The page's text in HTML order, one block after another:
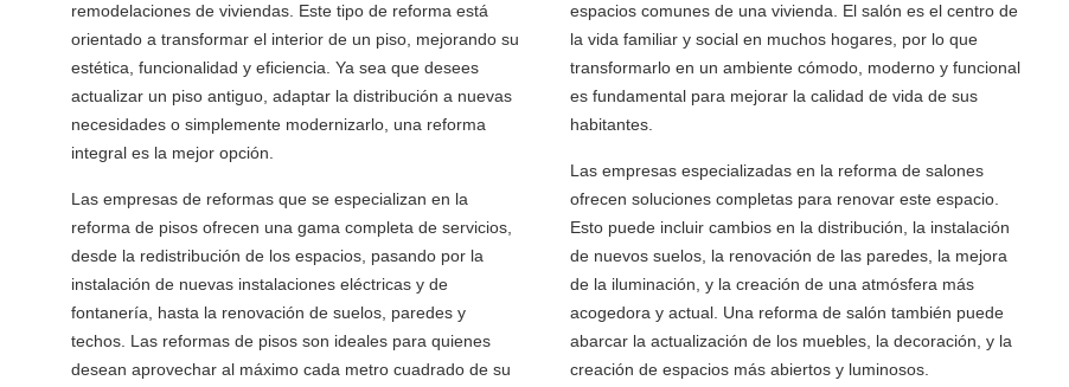
remodelaciones de viviendas. Este tipo de reforma está
orientado a transformar el interior de un piso, mejorando su
estética, funcionalidad y eficiencia. Ya sea que desees
actualizar un piso antiguo, adaptar la distribución a nuevas
necesidades o simplemente modernizarlo, una reforma
integral es la mejor opción.
Las empresas de reformas que se especializan en la
reforma de pisos ofrecen una gama completa de servicios,
desde la redistribución de los espacios, pasando por la
instalación de nuevas instalaciones eléctricas y de
fontanería, hasta la renovación de suelos, paredes y
techos. Las reformas de pisos son ideales para quienes
desean aprovechar al máximo cada metro cuadrado de su
espacios comunes de una vivienda. El salón es el centro de
la vida familiar y social en muchos hogares, por lo que
transformarlo en un ambiente cómodo, moderno y funcional
es fundamental para mejorar la calidad de vida de sus
habitantes.
Las empresas especializadas en la reforma de salones
ofrecen soluciones completas para renovar este espacio.
Esto puede incluir cambios en la distribución, la instalación
de nuevos suelos, la renovación de las paredes, la mejora
de la iluminación, y la creación de una atmósfera más
acogedora y actual. Una reforma de salón también puede
abarcar la actualización de los muebles, la decoración, y la
creación de espacios más abiertos y luminosos.